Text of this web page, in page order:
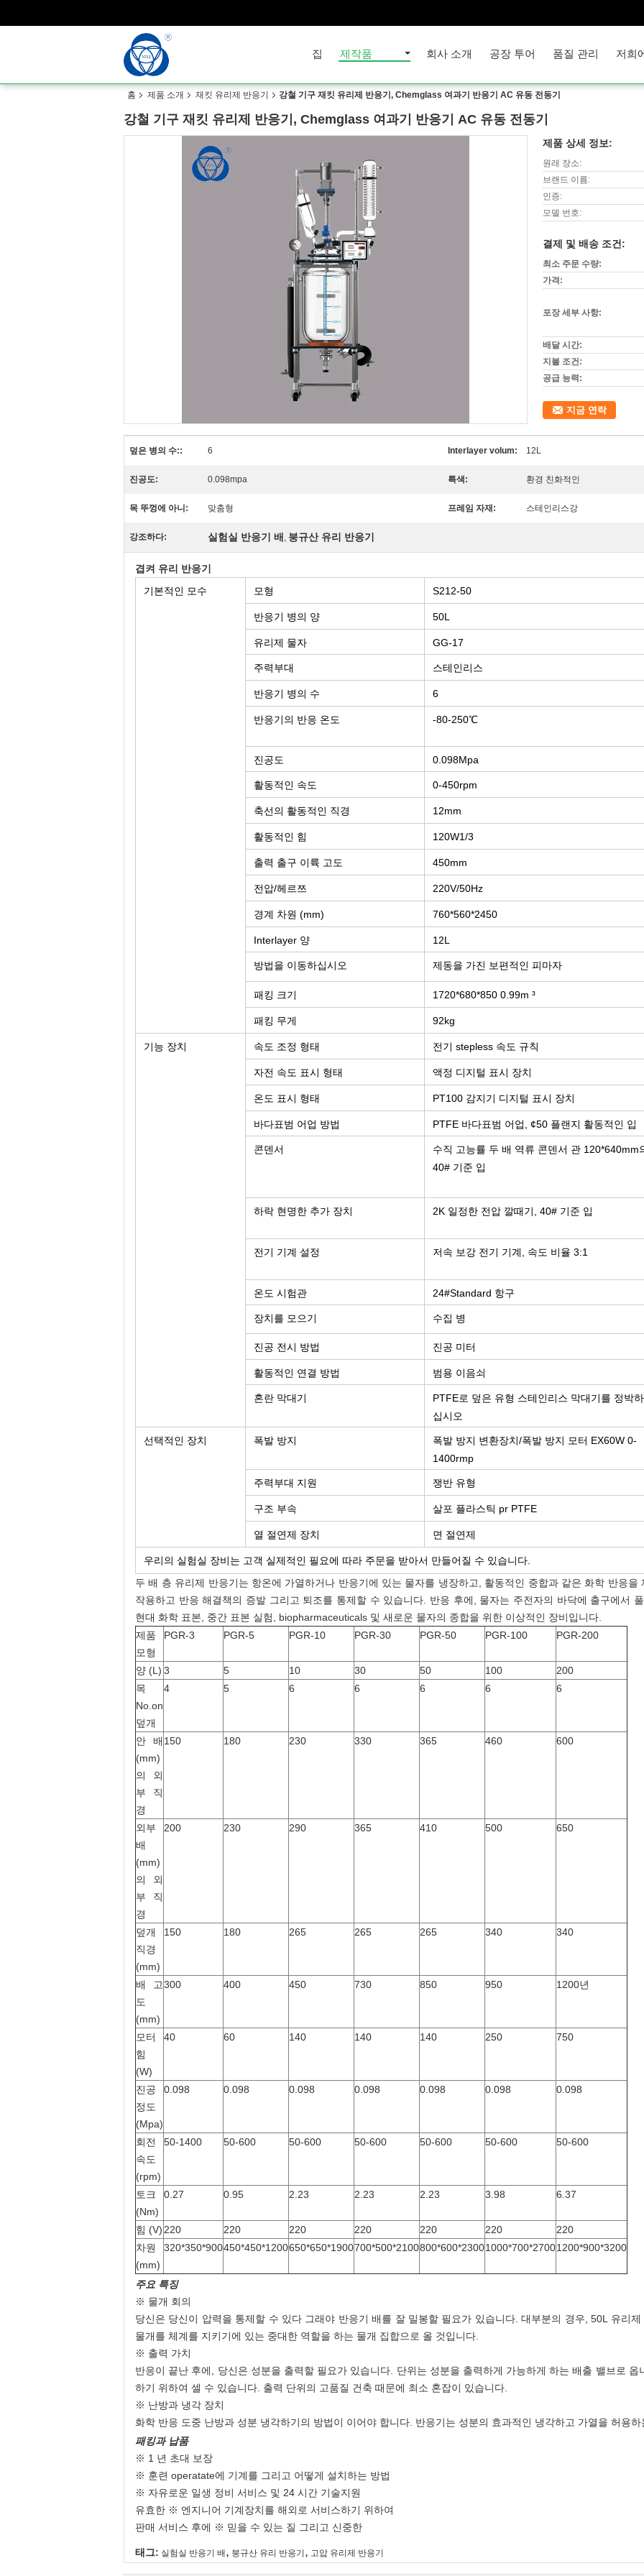
집 제작품 회사 소개 공장 투어 품질 관리 저희
홈 제품 소개 재킷 유리제 반응기 강철 기구 재킷 유리제 반응기, Chemglass 여과기 반응기 AC 유동 전동기
강철 기구 재킷 유리제 반응기, Chemglass 여과기 반응기 AC 유동 전동기
제품 상세 정보:
원래 장소:
브랜드 이름:
인증:
모델 번호:
결제 및 배송 조건:
최소 주문 수량:
가격:
포장 세부 사항:
배달 시간:
지불 조건:
공급 능력:
지금 연락
덮은 병의 수:: 6 Interlayer volum: 12L
진공도: 0.098mpa 특색: 환경 친화적인
목 뚜껑에 아니: 맞춤형 프레임 자재: 스테인리스강
강조하다: 실험실 반응기 배 , 붕규산 유리 반응기
겹켜 유리 반응기
기본적인 모수
모형 S212-50
반응기 병의 양 50L
유리제 물자 GG-17
주력부대 스테인리스
반응기 병의 수 6
반응기의 반응 온도 -80-250℃
진공도 0.098Mpa
활동적인 속도 0-450rpm
축선의 활동적인 직경 12mm
활동적인 힘 120W1/3
출력 출구 이륙 고도 450mm
전압/헤르쯔 220V/50Hz
경계 차원 (mm) 760*560*2450
Interlayer 양 12L
방법을 이동하십시오 제동을 가진 보편적인 피마자
패킹 크기 1720*680*850 0.99m ³
패킹 무게 92kg
기능 장치 속도 조정 형태 전기 stepless 속도 규칙
자전 속도 표시 형태 액정 디지털 표시 장치
온도 표시 형태 PT100 감지기 디지털 표시 장치
바다표범 어업 방법 PTFE 바다표범 어업, ¢50 플랜지 활동적인 입
콘덴서
수직 고능률 두 배 역류 콘덴서 관 120*640mm
40# 기준 입
하락 현명한 추가 장치 2K 일정한 전압 깔때기, 40# 기준 입
전기 기계 설정 저속 보강 전기 기계, 속도 비율 3:1
온도 시험관 24#Standard 항구
장치를 모으기 수집 병
진공 전시 방법 진공 미터
활동적인 연결 방법 범용 이음쇠
혼란 막대기
PTFE로 덮은 유형 스테인리스 막대기를 정박하
십시오
선택적인 장치 폭발 방지
폭발 방지 변환장치/폭발 방지 모터 EX60W 0-
1400rmp
주력부대 지원 쟁반 유형
구조 부속 살포 플라스틱 pr PTFE
열 절연제 장치 면 절연제
우리의 실험실 장비는 고객 실제적인 필요에 따라 주문을 받아서 만들어질 수 있습니다.
두 배 층 유리제 반응기는 항온에 가열하거나 반응기에 있는 물자를 냉장하고, 활동적인 중합과 같은 화학 반응
작용하고 반응 해결책의 증발 그리고 퇴조를 통제할 수 있습니다. 반응 후에, 물자는 주전자의 바닥에 출구에서
현대 화학 표본, 중간 표본 실험, biopharmaceuticals 및 새로운 물자의 종합을 위한 이상적인 장비입니다.
제품
모형
PGR-3 PGR-5 PGR-10 PGR-30 PGR-50 PGR-100 PGR-200
양 (L) 3 5 10 30 50 100
200
목
No.on
덮개
4 5 6 6 6 6 6
안 배
(mm)
의 외
부 직
경
150 180 230 330 365 460 600
외부
배
(mm)
의 외
부 직
경
200 230 290 365 410 500 650
덮개
직경
(mm)
150 180 265 265 265 340 340
배 고
도
(mm)
300 400 450 730 850 950 1200년
모터
힘
(W)
40 60 140 140 140 250 750
진공
정도
(Mpa)
0.098 0.098 0.098 0.098 0.098 0.098 0.098
회전
속도
(rpm)
50-1400 50-600 50-600 50-600 50-600 50-600 50-600
토크
(Nm)
0.27 0.95 2.23 2.23 2.23 3.98 6.37
힘 (V) 220 220 220 220 220 220
220
차원
(mm)
320*350*900450*450*1200650*650*1900700*500*2100800*600*23001000*700*27001200*900*3200
주요 특징
※ 물개 회의
당신은 당신이 압력을 통제할 수 있다 그래야 반응기 배를 잘 밀봉할 필요가 있습니다. 대부분의 경우, 50L 유리
물개를 체계를 지키기에 있는 중대한 역할을 하는 물개 집합으로 올 것입니다.
※ 출력 가치
반응이 끝난 후에, 당신은 성분을 출력할 필요가 있습니다. 단위는 성분을 출력하게 가능하게 하는 배출 밸브로
하기 위하여 셀 수 있습니다. 출력 단위의 고품질 건축 때문에 최소 혼잡이 있습니다.
※ 난방과 냉각 장치
화학 반응 도중 난방과 성분 냉각하기의 방법이 이어야 합니다. 반응기는 성분의 효과적인 냉각하고 가열을 허용
패킹과 납품
※ 1 년 초대 보장
※ 훈련 operatate에 기계를 그리고 어떻게 설치하는 방법
※ 자유로운 일생 정비 서비스 및 24 시간 기술지원
유효한 ※ 엔지니어 기계장치를 해외로 서비스하기 위하여
판매 서비스 후에 ※ 믿을 수 있는 질 그리고 신중한
태그: 실험실 반응기 배 , 붕규산 유리 반응기 , 고압 유리제 반응기